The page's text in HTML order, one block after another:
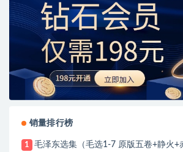
销量排行榜
1
毛泽东选集（毛选1-7 原版五卷+静火+